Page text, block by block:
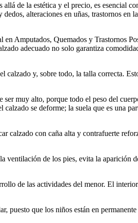
de la estética y el precio, es esencial
alteraciones en uñas, trastornos en
Amputados, Quemados y Trastornos
adecuado no solo garantiza
calzado y, sobre todo, la talla correcta.
muy alto, porque todo el peso del
se deforme; la suela que es una
calzado con caña alta y contrafuerte
ventilación de los pies, evita la aparición
de las actividades del menor. El
puesto que los niños están en